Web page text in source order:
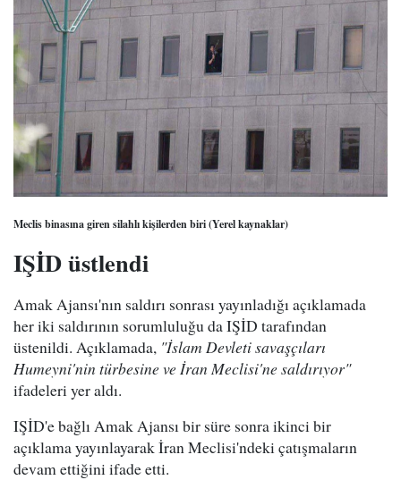
Meclis binasına giren silahlı kişilerden biri (Yerel kaynaklar)
IŞİD üstlendi
Amak Ajansı'nın saldırı sonrası yayınladığı açıklamada
her iki saldırının sorumluluğu da IŞİD tarafından
üstenildi. Açıklamada, "İslam Devleti savaşçıları
Humeyni'nin türbesine ve İran Meclisi'ne saldırıyor"
ifadeleri yer aldı.
IŞİD'e bağlı Amak Ajansı bir süre sonra ikinci bir
açıklama yayınlayarak İran Meclisi'ndeki çatışmaların
devam ettiğini ifade etti.